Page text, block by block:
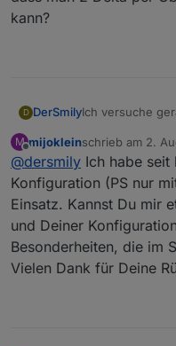
kann?
D DerSmilyIch versuche
Wie bekomme
javascript.0
Fehler beim
javascript.0
Zur Info
Zusatzakku Delta
M
Offline
mijokleinschrieb am 2.
zuletzt editiert
@dersmily Ich habe
Konfiguration (PS nur
Einsatz. Kannst Du mir
und Deiner
Besonderheiten, die im
Vielen Dank für Deine